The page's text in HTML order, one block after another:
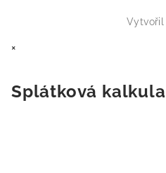
Vytvořil
×
Splátková